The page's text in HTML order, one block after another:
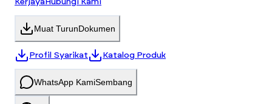
Kerjaya Hubungi Kami
Muat TurunDokumen
Profil Syarikat Katalog Produk
WhatsApp KamiSembang